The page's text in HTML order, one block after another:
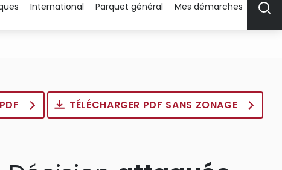
International Parquet général Mes démarches
TÉLÉCHARGER PDF SANS ZONAGE